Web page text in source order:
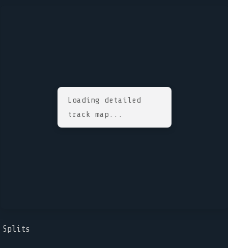
Loading detailed
track map...
Splits